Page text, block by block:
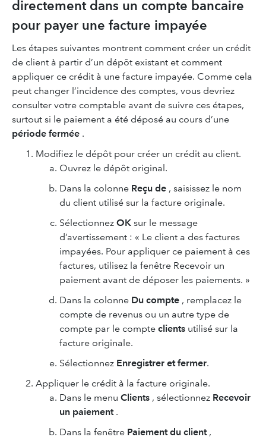
directement dans un compte bancaire
pour payer une facture impayée
Les étapes suivantes montrent comment créer un crédit
de client à partir d’un dépôt existant et comment
appliquer ce crédit à une facture impayée. Comme cela
peut changer l’incidence des comptes, vous devriez
consulter votre comptable avant de suivre ces étapes,
surtout si le paiement a été déposé au cours d’une
période fermée .
Modifiez le dépôt pour créer un crédit au client.
Ouvrez le dépôt original.
Dans la colonne Reçu de , saisissez le nom
du client utilisé sur la facture originale.
Sélectionnez OK sur le message
d’avertissement : « Le client a des factures
impayées. Pour appliquer ce paiement à ces
factures, utilisez la fenêtre Recevoir un
paiement avant de déposer les paiements. »
Dans la colonne Du compte , remplacez le
compte de revenus ou un autre type de
compte par le compte clients utilisé sur la
facture originale.
Sélectionnez Enregistrer et fermer.
Appliquer le crédit à la facture originale.
Dans le menu Clients , sélectionnez Recevoir
un paiement.
Dans la fenêtre Paiement du client,